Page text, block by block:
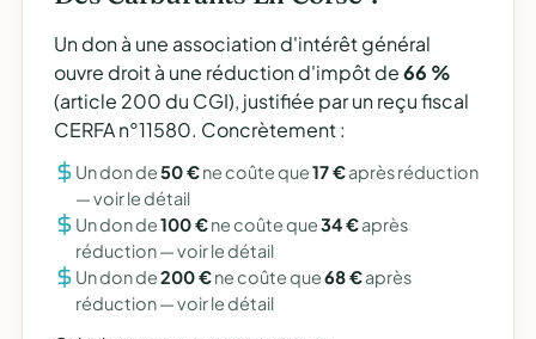
Un don à une association d'intérêt général
ouvre droit à une réduction d'impôt de66 %
(article 200 du CGI), justifiée par un reçu fiscal
CERFA n°11580. Concrètement :
Un don de50 €ne coûte que17 €après réduction
—voir le détail
Un don de100 €ne coûte que34 €après
réduction —voir le détail
Un don de200 €ne coûte que68 €après
réduction —voir le détail